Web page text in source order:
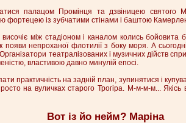
палацом Промінця та дзвіницею святого
фортецею із зубчатими стінами і баштою
між стадіоном і каналом колись
непроханої флотилії з боку моря. А
театралізованих і музичних дійств
властивою давно минулій епосі.
практичність на задній план, зупинятися і
на вуличках старого Трогіра. М-м-м-м... Якісь
Вот із йо нейм? Маріна